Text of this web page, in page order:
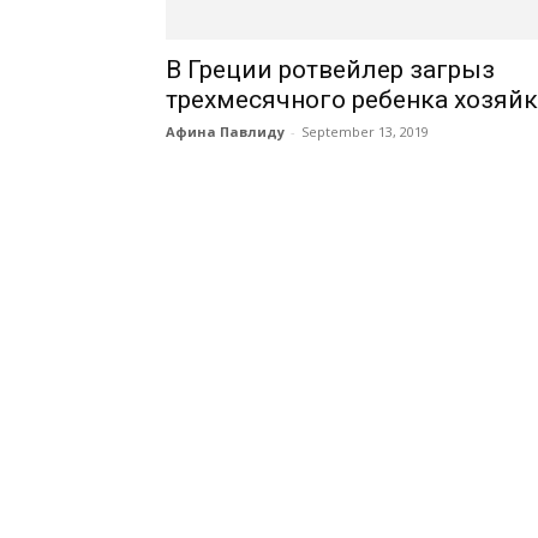
В Греции ротвейлер загрыз
трехмесячного ребенка
Афина Павлиду - September 13, 2019